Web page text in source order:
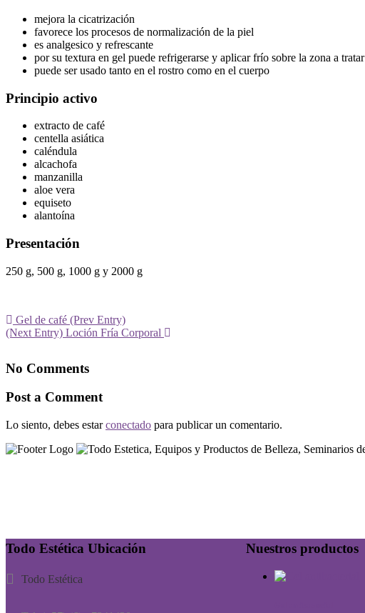
mejora la cicatrización
favorece los procesos de normalización de la piel
es analgesico y refrescante
por su textura en gel puede refrigerarse y aplicar frío sobre la zona a tratar
puede ser usado tanto en el rostro como en el cuerpo
Principio activo
extracto de café
centella asiática
caléndula
alcachofa
manzanilla
aloe vera
equiseto
alantoína
Presentación
250 g, 500 g, 1000 g y 2000 g
Gel de café (Prev Entry)
(Next Entry) Loción Fría Corporal
No Comments
Post a Comment
Lo siento, debes estarconectado para publicar un comentario.
Todo Estética Ubicación
Todo Estética
Nuestros productos